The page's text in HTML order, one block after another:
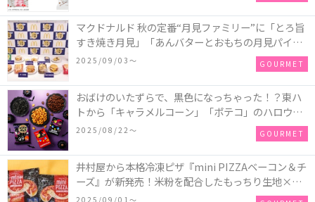
マクドナルド 秋の定番“月見ファミリー”に「とろ旨
すき焼き月見」「あんバターとおもちの月見パイ」
「月見マ ックシェイク 山梨県産シャインマスカット
2025/09/03〜 GOURMET
おばけのいたずらで、黒色になっちゃった！？東ハ
トから「キャラメルコーン」「ポテコ」のハロウィ
ン限定商品が新発売♪
2025/08/22〜 GOURMET
井村屋から本格冷凍ピザ『mini PIZZAベーコン＆チ
ーズ』が新発売！米粉を配合したもっちり生地×ご
ろごろ具材×とろけるチーズで満足感たっぷりのピ
2025/09/01〜